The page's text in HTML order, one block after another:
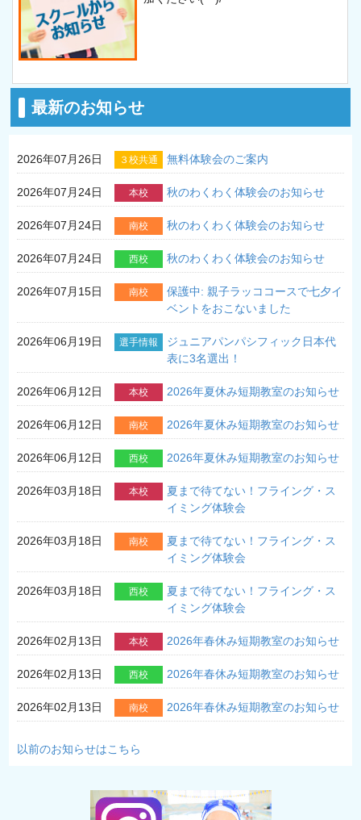
最新のお知らせ
2026年07月26日 ３校共通 無料体験会のご案内
2026年07月24日 本校 秋のわくわく体験会のお知らせ
2026年07月24日 南校 秋のわくわく体験会のお知らせ
2026年07月24日 西校 秋のわくわく体験会のお知らせ
2026年07月15日 南校
保護中: 親子ラッココースで七夕イ
ベントをおこないました
2026年06月19日 選手情報
ジュニアパンパシフィック日本代
表に3名選出！
2026年06月12日 本校 2026年夏休み短期教室のお知らせ
2026年06月12日 南校 2026年夏休み短期教室のお知らせ
2026年06月12日 西校 2026年夏休み短期教室のお知らせ
2026年03月18日 本校
夏まで待てない！フライング・ス
イミング体験会
2026年03月18日 南校
夏まで待てない！フライング・ス
イミング体験会
2026年03月18日 西校
夏まで待てない！フライング・ス
イミング体験会
2026年02月13日 本校 2026年春休み短期教室のお知らせ
2026年02月13日 西校 2026年春休み短期教室のお知らせ
2026年02月13日 南校 2026年春休み短期教室のお知らせ
以前のお知らせはこちら